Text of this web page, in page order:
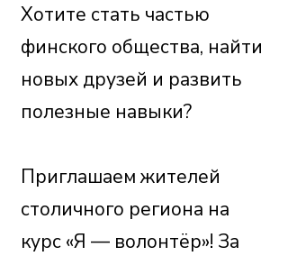
Хотите стать частью
финского общества, найти
новых друзей и развить
полезные навыки?
Приглашаем жителей
столичного региона на
курс «Я — волонтёр»! За